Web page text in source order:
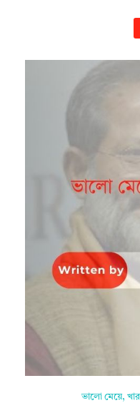
ভালো মেয়ে,